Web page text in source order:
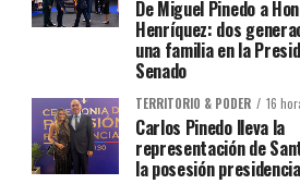
De Miguel Pinedo a
Henríquez: dos
una familia en la
Senado
TERRITORIO & PODER 16
Carlos Pinedo lleva la
representación de
la posesión